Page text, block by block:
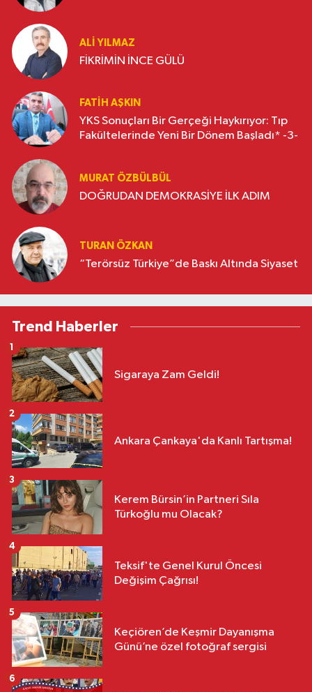
ALI YILMAZ
FİKRİMİN İNCE GÜLÜ
FATIH AŞKIN
YKS Sonuçları Bir Gerçeği Haykırıyor: Tıp
Fakültelerinde Yeni Bir Dönem Başladı* -3-
MURAT ÖZBÜLBÜL
DOĞRUDAN DEMOKRASİYE İLK ADIM
TURAN ÖZKAN
“Terörsüz Türkiye”de Baskı Altında Siyaset
Trend Haberler
Sigaraya Zam Geldi!
1
Ankara Çankaya'da Kanlı Tartışma!
2
Kerem Bürsin’in Partneri Sıla
Türkoğlu mu Olacak?
3
Teksif'te Genel Kurul Öncesi
Değişim Çağrısı!
4
Keçiören’de Keşmir Dayanışma
Günü’ne özel fotoğraf sergisi
5
6